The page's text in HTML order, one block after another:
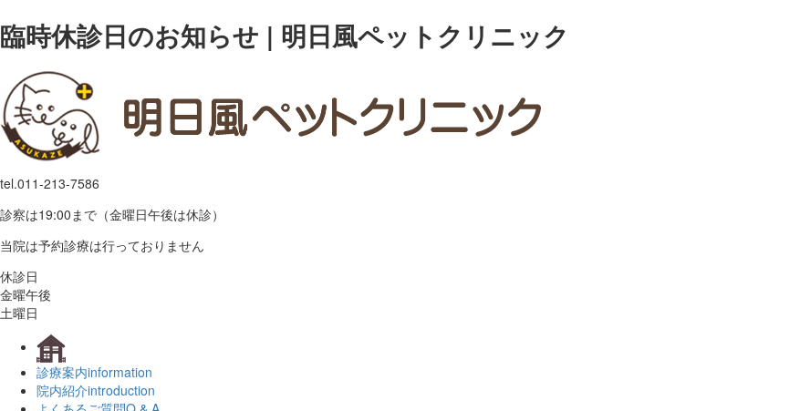
臨時休診日のお知らせ | 明日風ペットクリニック
tel.011-213-7586
診察は19:00まで（金曜日午後は休診）
当院は予約診療は行っておりません
休診日
金曜午後
土曜日
診療案内information
院内紹介introduction